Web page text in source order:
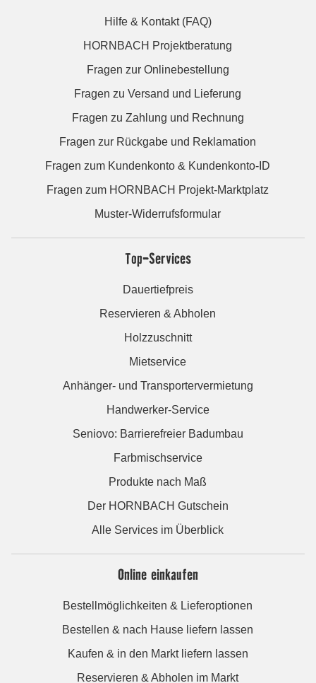
Hilfe & Kontakt (FAQ)
HORNBACH Projektberatung
Fragen zur Onlinebestellung
Fragen zu Versand und Lieferung
Fragen zu Zahlung und Rechnung
Fragen zur Rückgabe und Reklamation
Fragen zum Kundenkonto & Kundenkonto-ID
Fragen zum HORNBACH Projekt-Marktplatz
Muster-Widerrufsformular
Top-Services
Dauertiefpreis
Reservieren & Abholen
Holzzuschnitt
Mietservice
Anhänger- und Transportervermietung
Handwerker-Service
Seniovo: Barrierefreier Badumbau
Farbmischservice
Produkte nach Maß
Der HORNBACH Gutschein
Alle Services im Überblick
Online einkaufen
Bestellmöglichkeiten & Lieferoptionen
Bestellen & nach Hause liefern lassen
Kaufen & in den Markt liefern lassen
Reservieren & Abholen im Markt